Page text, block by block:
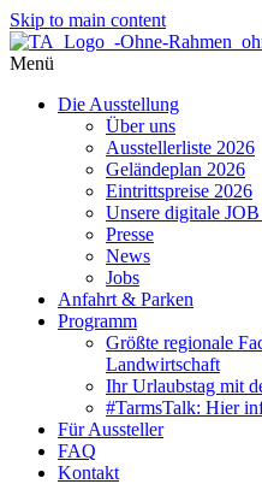
Skip to main content
Menü
Die Ausstellung
Über uns
Ausstellerliste 2026
Geländeplan 2026
Eintrittspreise 2026
Unsere digitale
Presse
News
Jobs
Anfahrt & Parken
Programm
Größte regionale
Landwirtschaft
Ihr Urlaubstag mit
#TarmsTalk: Hier
Für Aussteller
FAQ
Kontakt